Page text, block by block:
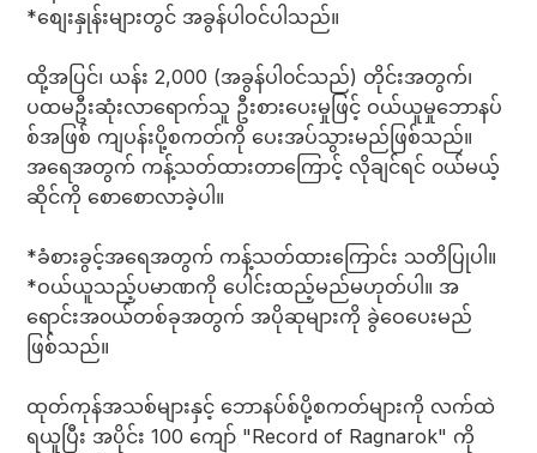
*စျေးနှုန်းများတွင် အခွန်ပါဝင်ပါသည်။
ထို့အပြင်၊ ယန်း 2,000 (အခွန်ပါ၀င်သည်) တိုင်းအတွက်၊
ပထမဦးဆုံးလာရောက်သူ ဦးစားပေးမှုဖြင့် ဝယ်ယူမှုဘောနပ်
စ်အဖြစ် ကျပန်းပို့စကတ်ကို ပေးအပ်သွားမည်ဖြစ်သည်။
အရေအတွက် ကန့်သတ်ထားတာကြောင့် လိုချင်ရင် ၀ယ်မယ့်
ဆိုင်ကို စောစောလာခဲ့ပါ။
*ခံစားခွင့်အရေအတွက် ကန့်သတ်ထားကြောင်း သတိပြုပါ။
*ဝယ်ယူသည့်ပမာဏကို ပေါင်းထည့်မည်မဟုတ်ပါ။ အ
ရောင်းအ၀ယ်တစ်ခုအတွက် အပိုဆုများကို ခွဲဝေပေးမည်
ဖြစ်သည်။
ထုတ်ကုန်အသစ်များနှင့် ဘောနပ်စ်ပို့စကတ်များကို လက်ထဲ
ရယူပြီး အပိုင်း 100 ကျော် "Record of Ragnarok" ကို